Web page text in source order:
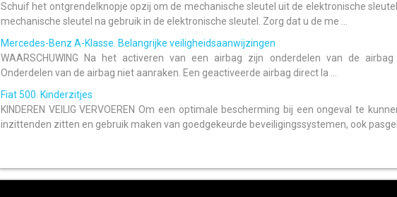
Schuif het ontgrendelknopje opzij om de mechanische sleutel uit de elektronische
mechanische sleutel na gebruik in de elektronische sleutel. Zorg dat u de me ...
Mercedes-Benz A-Klasse. Belangrijke veiligheidsaanwijzingen
WAARSCHUWING Na het activeren van een airbag zijn onderdelen van de
Onderdelen van de airbag niet aanraken. Een geactiveerde airbag direct la ...
Fiat 500. Kinderzitjes
KINDEREN VEILIG VERVOEREN Om een optimale bescherming bij een ongeval te
inzittenden zitten en gebruik maken van goedgekeurde beveiligingssystemen, ook